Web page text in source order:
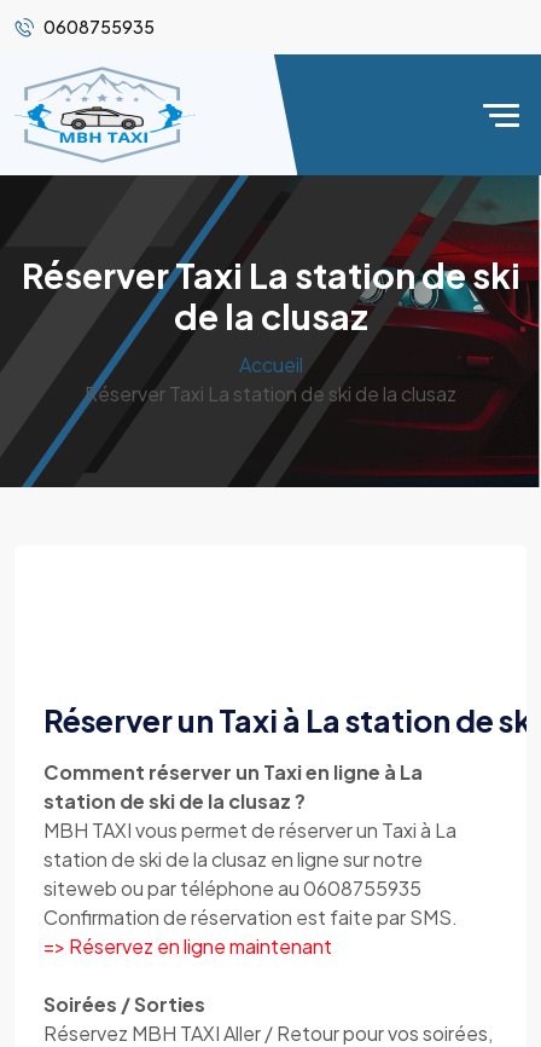
0608755935
Réserver Taxi La station de ski
de la clusaz
Accueil
Réserver Taxi La station de ski de la clusaz
Réserver un Taxi à La station de
Comment réserver un Taxi en ligne à La
station de ski de la clusaz ?
MBH TAXI vous permet de réserver un Taxi à La
station de ski de la clusaz en ligne sur notre
siteweb ou par téléphone au 0608755935
Confirmation de réservation est faite par SMS.
=> Réservez en ligne maintenant
Soirées / Sorties
Réservez MBH TAXI Aller / Retour pour vos soirées,